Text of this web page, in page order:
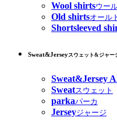
Wool shirtsウー
Old shirtsオール
Shortsleeved
Sweat&Jerseyスウェット&ジャー
Sweat&Jersey
Sweatスウェット
parkaパーカ
Jerseyジャージ